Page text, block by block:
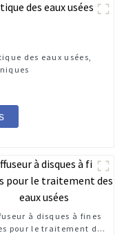
des eaux usées,
à disques à fines
pour le traitement des